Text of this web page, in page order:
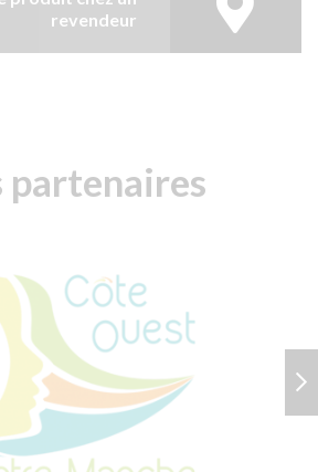
revendeur
partenaires